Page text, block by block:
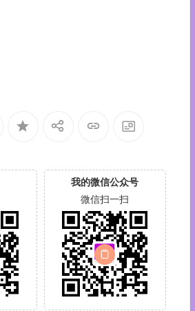
我的微信公众号
微信扫一扫